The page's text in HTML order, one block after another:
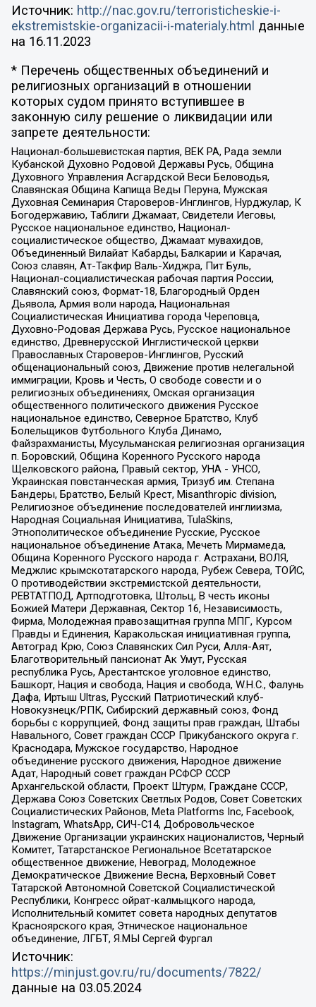
Источник: http://nac.gov.ru/terroristicheskie-i-
ekstremistskie-organizacii-i-materialy.html данные
на 16.11.2023
* Перечень общественных объединений и
религиозных организаций в отношении
которых судом принято вступившее в
законную силу решение о ликвидации или
запрете деятельности:
Национал-большевистская партия, ВЕК РА, Рада земли
Кубанской Духовно Родовой Державы Русь, Община
Духовного Управления Асгардской Веси Беловодья,
Славянская Община Капища Веды Перуна, Мужская
Духовная Семинария Староверов-Инглингов, Нурджулар, К
Богодержавию, Таблиги Джамаат, Свидетели Иеговы,
Русское национальное единство, Национал-
социалистическое общество, Джамаат мувахидов,
Объединенный Вилайат Кабарды, Балкарии и Карачая,
Союз славян, Ат-Такфир Валь-Хиджра, Пит Буль,
Национал-социалистическая рабочая партия России,
Славянский союз, Формат-18, Благородный Орден
Дьявола, Армия воли народа, Национальная
Социалистическая Инициатива города Череповца,
Духовно-Родовая Держава Русь, Русское национальное
единство, Древнерусской Инглистической церкви
Православных Староверов-Инглингов, Русский
общенациональный союз, Движение против нелегальной
иммиграции, Кровь и Честь, О свободе совести и о
религиозных объединениях, Омская организация
общественного политического движения Русское
национальное единство, Северное Братство, Клуб
Болельщиков Футбольного Клуба Динамо,
Файзрахманисты, Мусульманская религиозная организация
п. Боровский, Община Коренного Русского народа
Щелковского района, Правый сектор, УНА - УНСО,
Украинская повстанческая армия, Тризуб им. Степана
Бандеры, Братство, Белый Крест, Misanthropic division,
Религиозное объединение последователей инглиизма,
Народная Социальная Инициатива, TulaSkins,
Этнополитическое объединение Русские, Русское
национальное объединение Атака, Мечеть Мирмамеда,
Община Коренного Русского народа г. Астрахани, ВОЛЯ,
Меджлис крымскотатарского народа, Рубеж Севера, ТОЙС,
О противодействии экстремистской деятельности,
РЕВТАТПОД, Артподготовка, Штольц, В честь иконы
Божией Матери Державная, Сектор 16, Независимость,
Фирма, Молодежная правозащитная группа МПГ, Курсом
Правды и Единения, Каракольская инициативная группа,
Автоград Крю, Союз Славянских Сил Руси, Алля-Аят,
Благотворительный пансионат Ак Умут, Русская
республика Русь, Арестантское уголовное единство,
Башкорт, Нация и свобода, Нация и свобода, W.H.С., Фалунь
Дафа, Иртыш Ultras, Русский Патриотический клуб-
Новокузнецк/РПК, Сибирский державный союз, Фонд
борьбы с коррупцией, Фонд защиты прав граждан, Штабы
Навального, Совет граждан СССР Прикубанского округа г.
Краснодара, Мужское государство, Народное
объединение русского движения, Народное движение
Адат, Народный совет граждан РСФСР СССР
Архангельской области, Проект Штурм, Граждане СССР,
Держава Союз Советских Светлых Родов, Совет Советских
Социалистических Районов, Meta Platforms Inc, Facebook,
Instagram, WhatsApp, СИЧ-С14, Добровольческое
Движение Организации украинских националистов, Черный
Комитет, Татарстанское Региональное Всетатарское
общественное движение, Невоград, Молодежное
Демократическое Движение Весна, Верховный Совет
Татарской Автономной Советской Социалистической
Республики, Конгресс ойрат-калмыцкого народа,
Исполнительный комитет совета народных депутатов
Красноярского края, Этническое национальное
объединение, ЛГБТ, Я.МЫ Сергей Фургал
Источник:
https://minjust.gov.ru/ru/documents/7822/
данные на 03.05.2024